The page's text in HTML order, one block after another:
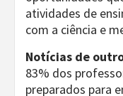
atividades de
com a ciência e
Notícias de
83% dos
preparados para